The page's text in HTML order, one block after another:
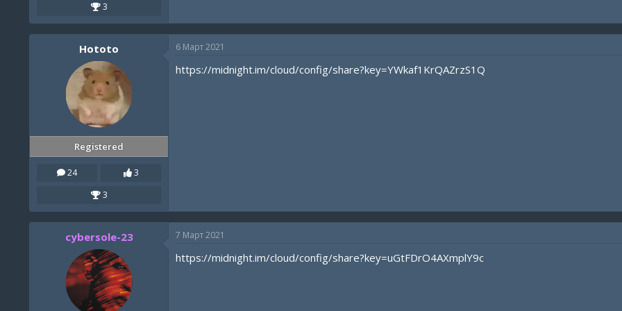
3
Hototo
Registered
24
3
3
6 Март 2021
https://midnight.im/cloud/config/share?key=YWkaf1KrQAZrzS1Q
cybersole-23 7 Март 2021
https://midnight.im/cloud/config/share?key=uGtFDrO4AXmplY9c